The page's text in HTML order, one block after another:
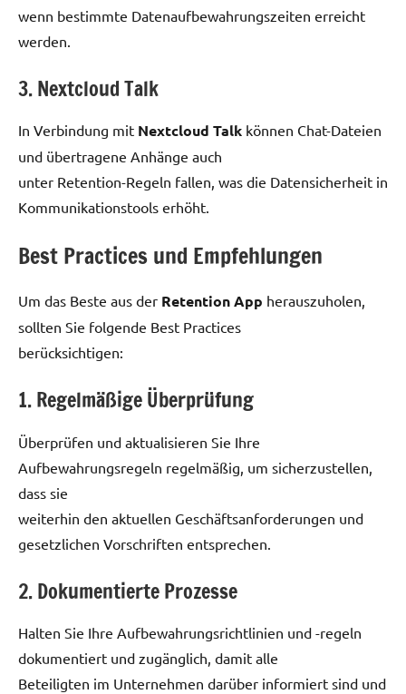
wenn bestimmte Datenaufbewahrungszeiten erreicht
werden.
3. Nextcloud Talk
In Verbindung mit Nextcloud Talk können Chat-Dateien
und übertragene Anhänge auch
unter Retention-Regeln fallen, was die Datensicherheit in
Kommunikationstools erhöht.
Best Practices und Empfehlungen
Um das Beste aus der Retention App herauszuholen,
sollten Sie folgende Best Practices
berücksichtigen:
1. Regelmäßige Überprüfung
Überprüfen und aktualisieren Sie Ihre
Aufbewahrungsregeln regelmäßig, um sicherzustellen,
dass sie
weiterhin den aktuellen Geschäftsanforderungen und
gesetzlichen Vorschriften entsprechen.
2. Dokumentierte Prozesse
Halten Sie Ihre Aufbewahrungsrichtlinien und -regeln
dokumentiert und zugänglich, damit alle
Beteiligten im Unternehmen darüber informiert sind und